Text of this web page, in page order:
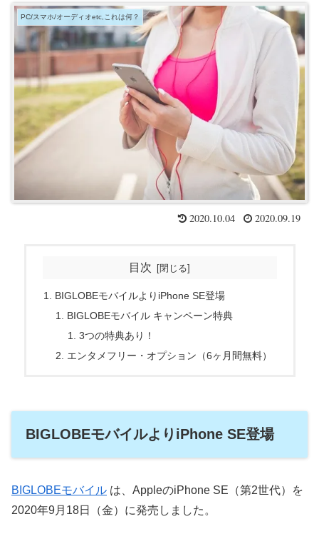
PC/スマホ/オーディオetc,これは何？
2020.10.04 2020.09.19
目次
BIGLOBEモバイルよりiPhone SE登場
BIGLOBEモバイル キャンペーン特典
3つの特典あり！
エンタメフリー・オプション（6ヶ月間無料）
BIGLOBEモバイルよりiPhone SE登場
BIGLOBEモバイル は、AppleのiPhone SE（第2世代）を
2020年9月18日（金）に発売 しました。